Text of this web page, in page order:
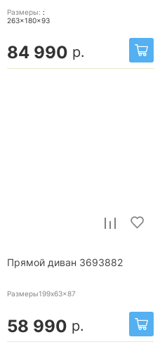
Размеры: :
263x180x93
84 990 р.
Прямой диван 3693882
Размеры199x63x87
58 990 р.